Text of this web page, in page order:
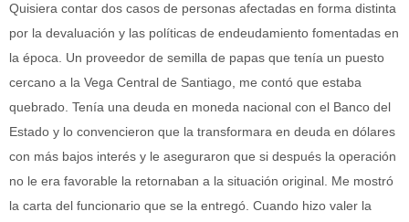
Quisiera contar dos casos de personas afectadas en forma distinta
por la devaluación y las políticas de endeudamiento fomentadas en
la época. Un proveedor de semilla de papas que tenía un puesto
cercano a la Vega Central de Santiago, me contó que estaba
quebrado. Tenía una deuda en moneda nacional con el Banco del
Estado y lo convencieron que la transformara en deuda en dólares
con más bajos interés y le aseguraron que si después la operación
no le era favorable la retornaban a la situación original. Me mostró
la carta del funcionario que se la entregó. Cuando hizo valer la